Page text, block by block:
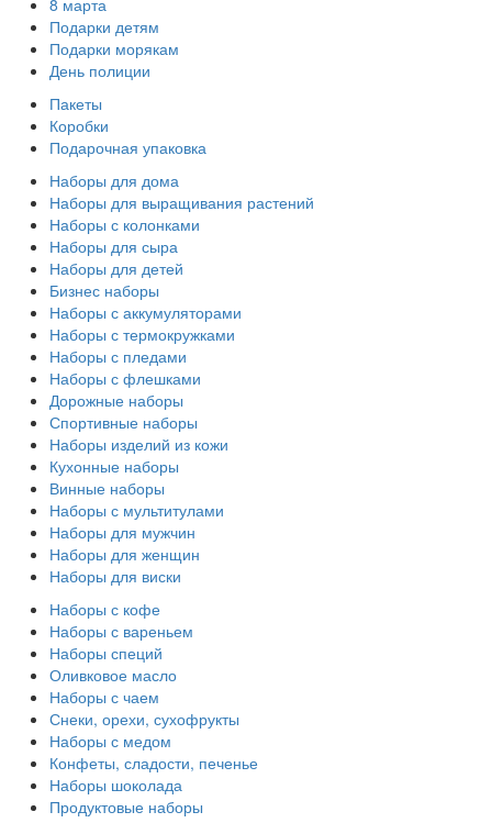
8 марта
Подарки детям
Подарки морякам
День полиции
Пакеты
Коробки
Подарочная упаковка
Наборы для дома
Наборы для выращивания растений
Наборы с колонками
Наборы для сыра
Наборы для детей
Бизнес наборы
Наборы с аккумуляторами
Наборы с термокружками
Наборы с пледами
Наборы с флешками
Дорожные наборы
Спортивные наборы
Наборы изделий из кожи
Кухонные наборы
Винные наборы
Наборы с мультитулами
Наборы для мужчин
Наборы для женщин
Наборы для виски
Наборы с кофе
Наборы с вареньем
Наборы специй
Оливковое масло
Наборы с чаем
Снеки, орехи, сухофрукты
Наборы с медом
Конфеты, сладости, печенье
Наборы шоколада
Продуктовые наборы